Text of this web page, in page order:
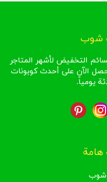
شوب
التخفيض لأشهر المتاجر
الآن على أحدث كوبونات
يومياً.
شوب